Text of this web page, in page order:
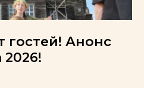
гостей! Анонс
2026!